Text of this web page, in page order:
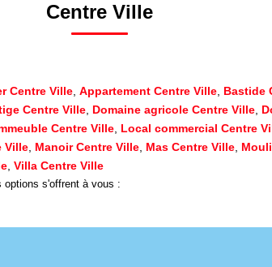
Centre Ville
Centre Ville Appartement Centre Ville Bastide
Centre Ville Domaine agricole Centre Ville
Centre Ville Local commercial Centre
Ville Manoir Centre Ville Mas Centre Ville
Villa Centre Ville
options s'offrent à vous :